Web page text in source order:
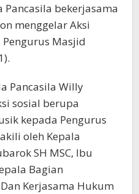
Pancasila bekerjasama
menggelar Aksi
Masjid
Pancasila Willy
sosial berupa
kepada Pengurus
oleh Kepala
SH MSC, Ibu
Bagian
Kerjasama Hukum